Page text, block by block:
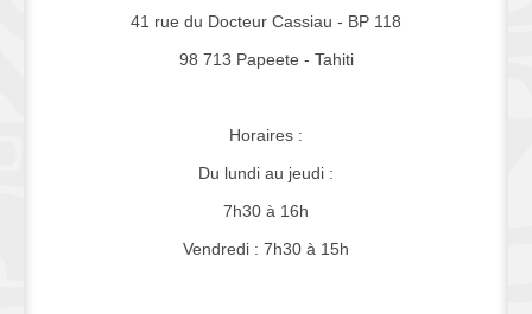
41 rue du Docteur Cassiau - BP 118
98 713 Papeete - Tahiti
Horaires :
Du lundi au jeudi :
7h30 à 16h
Vendredi : 7h30 à 15h